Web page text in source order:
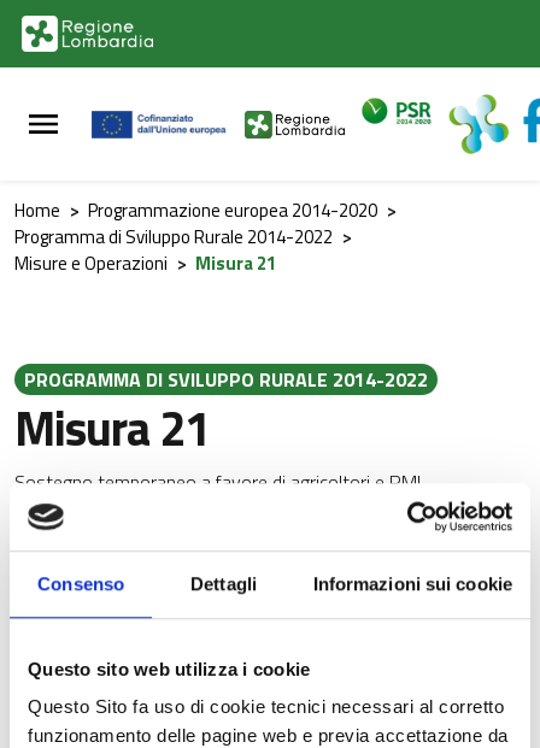
Consenso Dettagli Informazioni sui cookie
Questo sito web utilizza i cookie
Questo Sito fa uso di cookie tecnici necessari al corretto
funzionamento delle pagine web e previa accettazione da
Vai al contenuto principale
Vai al footer
Home > Programmazione europea 2014-2020 >
Programma di Sviluppo Rurale 2014-2022 >
Misure e Operazioni > Misura 21
PROGRAMMA DI SVILUPPO RURALE 2014-2022
Misura 21
Sostegno temporaneo a favore di agricoltori e PMI
particolarmente colpiti dalla crisi di Covid-19 (articolo 39-b)